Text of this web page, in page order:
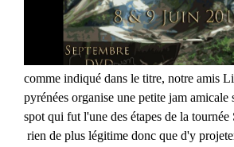
comme indiqué dans le titre, notre amis
pyrénées organise une petite jam amicale
spot qui fut l'une des étapes de la tournée
rien de plus légitime donc que d'y